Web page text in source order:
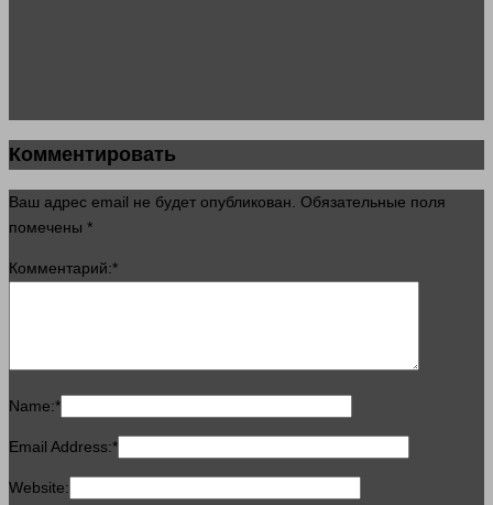
Комментировать
Ваш адрес email не будет опубликован. Обязательные поля
помечены *
Комментарий:*
Name:*
Email Address:*
Website: